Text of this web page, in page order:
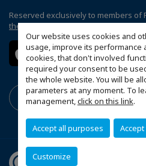
Our website uses cookies and
usage, improve its performance
cookies, that don't involved
required your consent to be
the whole website. You will be
parameters at any moment. To
management,click on this link.
Accept all purposes
Customize
Reserved exclusively to members of
the CCIFI Connect app.